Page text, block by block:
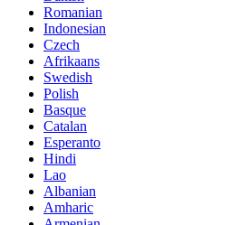
Romanian
Indonesian
Czech
Afrikaans
Swedish
Polish
Basque
Catalan
Esperanto
Hindi
Lao
Albanian
Amharic